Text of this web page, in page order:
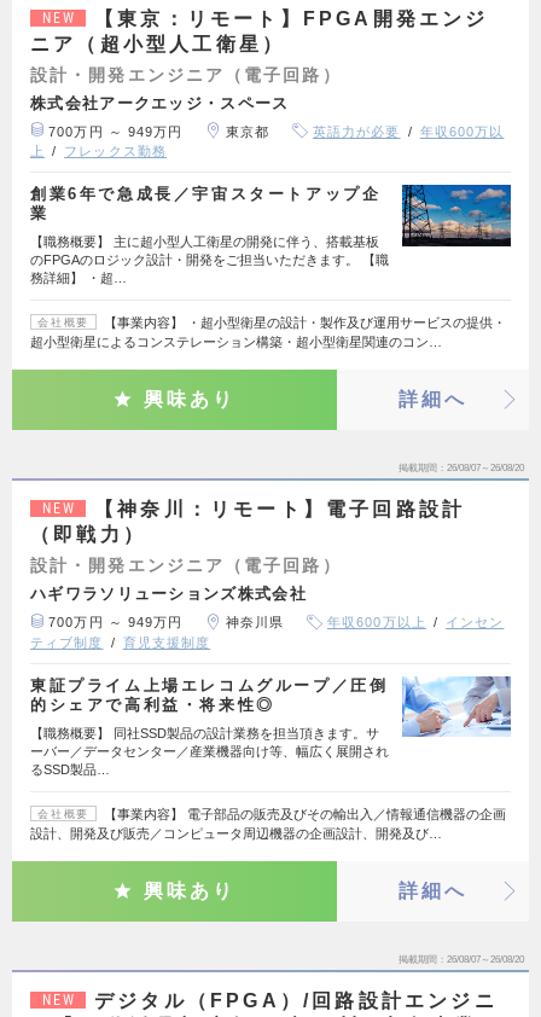
NEW
【東京：リモート】FPGA開発エンジ
ニア（超小型人工衛星）
設計・開発エンジニア（電子回路）
株式会社アークエッジ・スペース
700万円 ～ 949万円 東京都 英語力が必要
年収600万以
上
フレックス勤務
創業6年で急成長／宇宙スタートアップ企
業
【職務概要】 主に超小型人工衛星の開発に伴う、搭載基板
のFPGAのロジック設計・開発をご担当いただきます。 【職
務詳細】 ・超…
会社概要
【事業内容】 ・超小型衛星の設計・製作及び運用サービスの提供・
超小型衛星によるコンステレーション構築・超小型衛星関連のコン…
興味あり 詳細へ
掲載期間 26/08/07～26/08/20
NEW
【神奈川：リモート】電子回路設計
（即戦力）
設計・開発エンジニア（電子回路）
ハギワラソリューションズ株式会社
700万円 ～ 949万円 神奈川県 年収600万以上
インセン
ティブ制度
育児支援制度
東証プライム上場エレコムグループ／圧倒
的シェアで高利益・将来性◎
【職務概要】 同社SSD製品の設計業務を担当頂きます。サ
ーバー／データセンター／産業機器向け等、幅広く展開され
るSSD製品…
会社概要
【事業内容】 電子部品の販売及びその輸出入／情報通信機器の企画
設計、開発及び販売／コンピュータ周辺機器の企画設計、開発及び…
興味あり 詳細へ
掲載期間 26/08/07～26/08/20
NEW
デジタル（FPGA）/回路設計エンジニ